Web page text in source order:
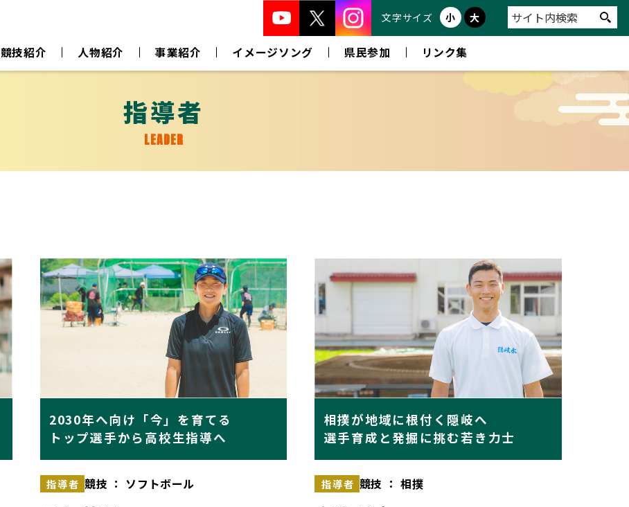
文字サイズ 小 大
競技紹介 人物紹介 事業紹介 イメージソング 県民参加 リンク集
指導者
LEADER
2030年へ向け「今」を育てる
トップ選手から高校生指導へ
指導者 競技 ： ソフトボール
相撲が地域に根付く隠岐へ
選手育成と発掘に挑む若き力士
指導者 競技 ： 相撲